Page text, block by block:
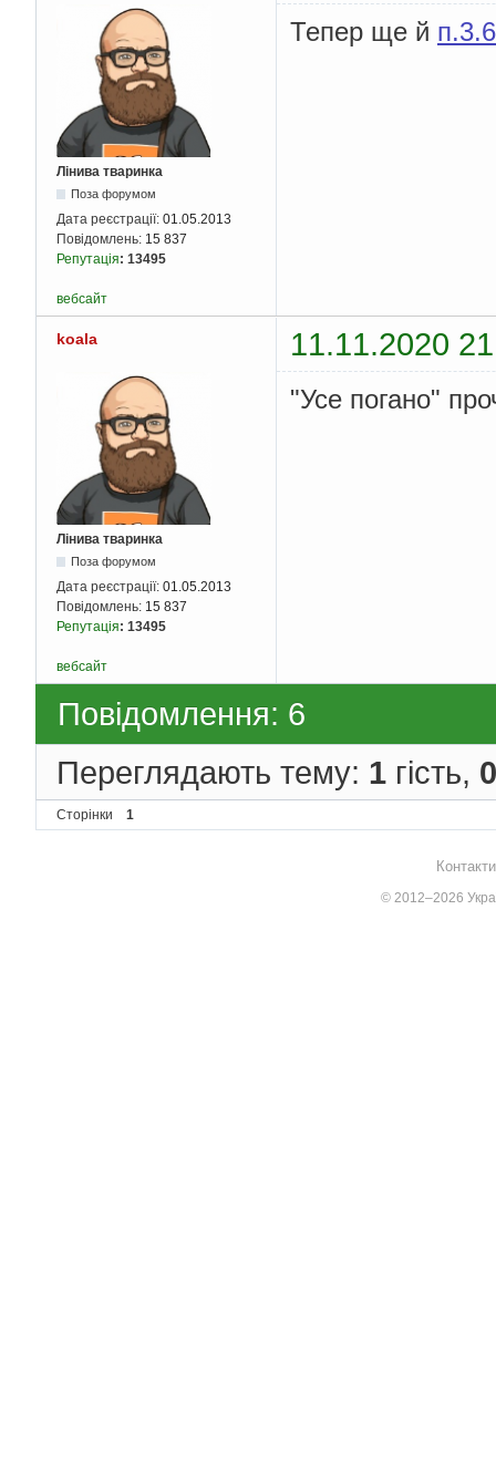
Лінива тваринка
Поза форумом
Дата реєстрації: 01.05.2013
Повідомлень: 15 837
Репутація: 13495
Тепер ще й
вебсайт
koala 11.11.2020
Лінива тваринка
Поза форумом
Дата реєстрації: 01.05.2013
Повідомлень: 15 837
Репутація: 13495
"Усе погано"
вебсайт
Повідомлення: 6
Переглядають тему: 1 гість, 0
Сторінки 1
© 2012–2026